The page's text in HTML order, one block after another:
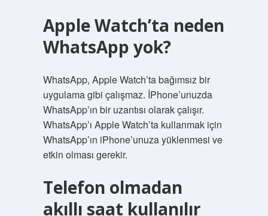
Apple Watch’ta neden
WhatsApp yok?
WhatsApp, Apple Watch’ta bağımsız bir
uygulama gibi çalışmaz. İPhone’unuzda
WhatsApp’ın bir uzantısı olarak çalışır.
WhatsApp’ı Apple Watch’ta kullanmak için
WhatsApp’ın iPhone’unuza yüklenmesi ve
etkin olması gerekir.
Telefon olmadan
akıllı saat kullanılır